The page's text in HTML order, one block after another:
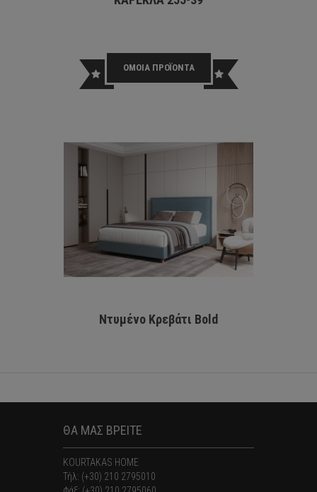
ΟΜΟΙΑ ΠΡΟΪΟΝΤΑ
Ντυμένο Κρεβάτι Bold
ΘΑ ΜΑΣ ΒΡΕΙΤΕ
KOURTAKAS HOME
Τήλ: (+30) 210 2795010